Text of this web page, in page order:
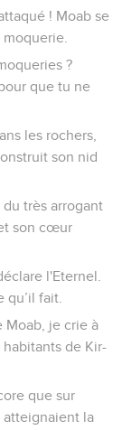
! Moab se
?
que tu ne
les rochers,
son nid
très arrogant
son cœur
l'Eternel.
qu’il fait.
Moab, je crie à
de Kir-
que sur
atteignaient la